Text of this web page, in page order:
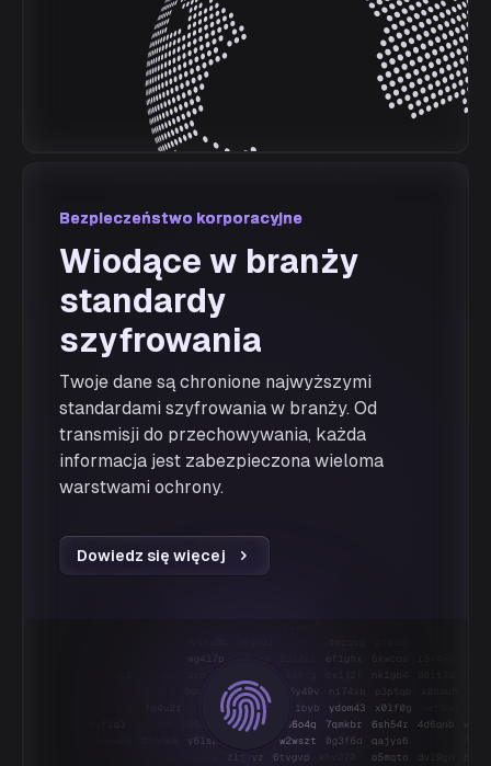
Bezpieczeństwo korporacyjne
Bezpieczeństwo korporacyjne
Wiodące w branży
standardy
szyfrowania
Twoje dane są chronione najwyższymi
standardami szyfrowania w branży. Od
transmisji do przechowywania, każda
informacja jest zabezpieczona wieloma
warstwami ochrony.
Dowiedz się więcej